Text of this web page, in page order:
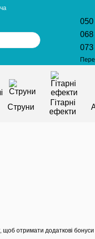
050
068
073
Струни
Гітарні
ефекти
щоб отримати додаткові бонуси